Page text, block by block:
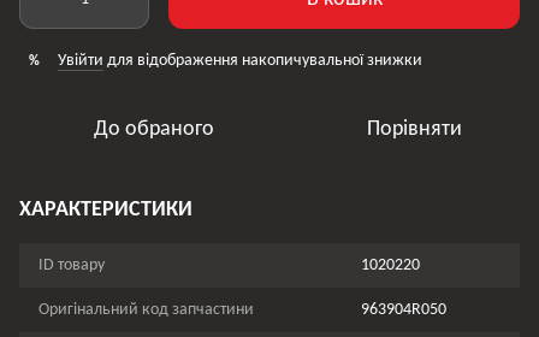
% Увійти для відображення накопичувальної знижки
До обраного Порівняти
ХАРАКТЕРИСТИКИ
ID товару 1020220
Оригінальний код запчастини 963904R050